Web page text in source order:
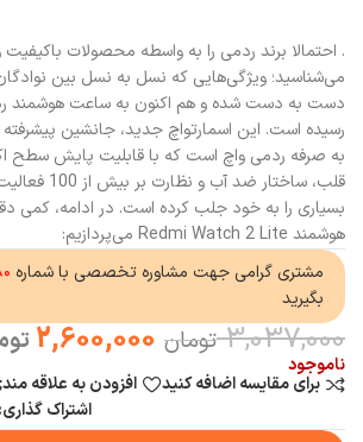
. احتمالا برند ردمی را به واسطه محصولات
می‌شناسید؛ ویژگی‌هایی که نسل به نسل بین
رسیده‌ است. این اسمارتواچ جدید، جانشین
به صرفه ردمی واچ است که با قابلیت پایش سطح
قلب، ساختار
بسیاری را به خود جلب کرده است. در ادامه، کمی
هوشمند Redmi Watch 2 Lite می‌پردازیم:
مشتری گرامی جهت مشاوره تخصصی با شماره
بگیرید
3,037,000 تومان 2,600,000
ناموجود
برای مقایسه اضافه کنید
افزودن به علاقه
اشتراک گذاری: